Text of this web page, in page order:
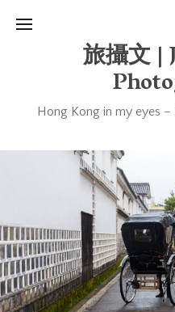
旅攝文 |
Hong Kong in my eyes